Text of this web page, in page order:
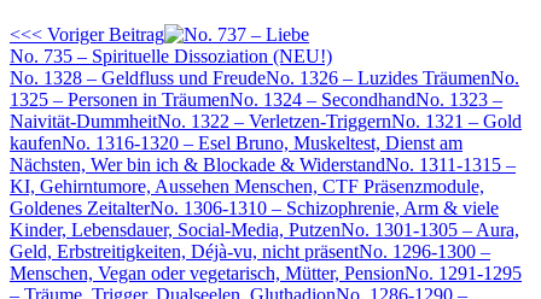
<<< Voriger Beitrag
No. 735 – Spirituelle Dissoziation (NEU!)
No. 1328 – Geldfluss und FreudeNo. 1326 – Luzides TräumenNo.
1325 – Personen in TräumenNo. 1324 – SecondhandNo. 1323 –
Naivität-DummheitNo. 1322 – Verletzen-TriggernNo. 1321 – Gold
kaufenNo. 1316-1320 – Esel Bruno, Muskeltest, Dienst am
Nächsten, Wer bin ich & Blockade & WiderstandNo. 1311-1315 –
KI, Gehirntumore, Aussehen Menschen, CTF Präsenzmodule,
Goldenes ZeitalterNo. 1306-1310 – Schizophrenie, Arm & viele
Kinder, Lebensdauer, Social-Media, PutzenNo. 1301-1305 – Aura,
Geld, Erbstreitigkeiten, Déjà-vu, nicht präsentNo. 1296-1300 –
Menschen, Vegan oder vegetarisch, Mütter, PensionNo. 1291-1295